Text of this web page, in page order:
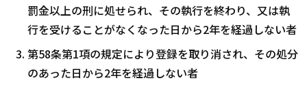
罰金以上の刑に処せられ、その執行を終わり、又は執
行を受けることがなくなった日から2年を経過しない者
第58条第1項の規定により登録を取り消され、その処分
のあった日から2年を経過しない者